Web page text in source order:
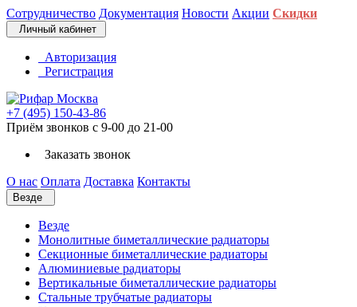
Сотрудничество Документация Новости Акции Скидки
Личный кабинет
Авторизация
Регистрация
+7 (495) 150-43-86
Приём звонков с 9-00 до 21-00
Заказать звонок
О нас Оплата Доставка Контакты
Везде
Везде
Монолитные биметаллические радиаторы
Секционные биметаллические радиаторы
Алюминиевые радиаторы
Вертикальные биметаллические радиаторы
Стальные трубчатые радиаторы